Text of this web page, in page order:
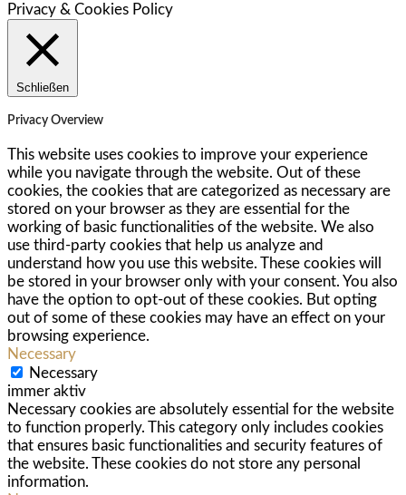
Privacy & Cookies Policy
Schließen
Privacy Overview
This website uses cookies to improve your experience
while you navigate through the website. Out of these
cookies, the cookies that are categorized as necessary are
stored on your browser as they are essential for the
working of basic functionalities of the website. We also
use third-party cookies that help us analyze and
understand how you use this website. These cookies will
be stored in your browser only with your consent. You also
have the option to opt-out of these cookies. But opting
out of some of these cookies may have an effect on your
browsing experience.
Necessary
Necessary
immer aktiv
Necessary cookies are absolutely essential for the website
to function properly. This category only includes cookies
that ensures basic functionalities and security features of
the website. These cookies do not store any personal
information.